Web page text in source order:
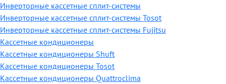
Инверторные кассетные сплит-системы
Инверторные кассетные сплит-системы Tosot
Инверторные кассетные сплит-системы Fujitsu
Кассетные кондиционеры
Кассетные кондиционеры Shuft
Кассетные кондиционеры Tosot
Кассетные кондиционеры Quattroclima